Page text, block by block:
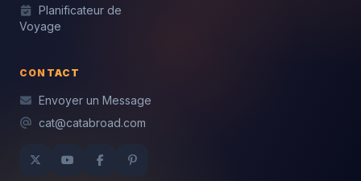
Planificateur de
Voyage
CONTACT
Envoyer un Message
cat@catabroad.com